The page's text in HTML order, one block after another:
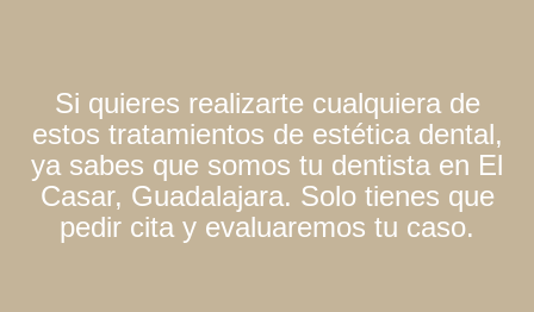
Si quieres realizarte cualquiera de
estos tratamientos de estética dental,
ya sabes que somos tu dentista en El
Casar, Guadalajara. Solo tienes que
pedir cita y evaluaremos tu caso.